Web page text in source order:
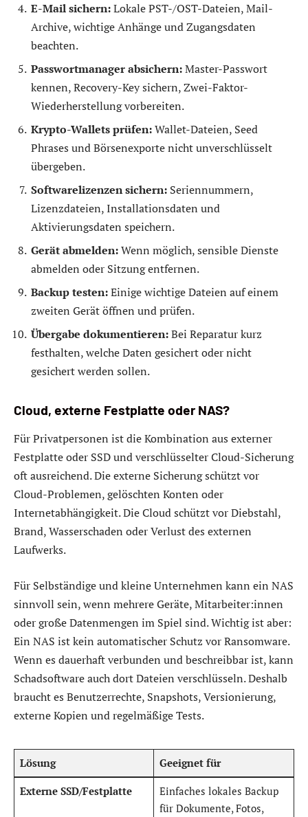
E-Mail sichern:Lokale PST-/OST-Dateien, Mail-
Archive, wichtige Anhänge und Zugangsdaten
beachten.
Passwortmanager absichern:Master-Passwort
kennen, Recovery-Key sichern, Zwei-Faktor-
Wiederherstellung vorbereiten.
Krypto-Wallets prüfen:Wallet-Dateien, Seed
Phrases und Börsenexporte nicht unverschlüsselt
übergeben.
Softwarelizenzen sichern: Seriennummern,
Lizenzdateien, Installationsdaten und
Aktivierungsdaten speichern.
Gerät abmelden:Wenn möglich, sensible Dienste
abmelden oder Sitzung entfernen.
Backup testen:Einige wichtige Dateien auf einem
zweiten Gerät öffnen und prüfen.
Übergabe dokumentieren:Bei Reparatur kurz
festhalten, welche Daten gesichert oder nicht
gesichert werden sollen.
Cloud, externe Festplatte oder NAS?
Für Privatpersonen ist die Kombination aus externer
Festplatte oder SSD und verschlüsselter Cloud-Sicherung
oft ausreichend. Die externe Sicherung schützt vor
Cloud-Problemen, gelöschten Konten oder
Internetabhängigkeit. Die Cloud schützt vor Diebstahl,
Brand, Wasserschaden oder Verlust des externen
Laufwerks.
Für Selbständige und kleine Unternehmen kann ein NAS
sinnvoll sein, wenn mehrere Geräte, Mitarbeiter:innen
oder große Datenmengen im Spiel sind. Wichtig ist aber:
Ein NAS ist kein automatischer Schutz vor Ransomware.
Wenn es dauerhaft verbunden und beschreibbar ist, kann
Schadsoftware auch dort Dateien verschlüsseln. Deshalb
braucht es Benutzerrechte, Snapshots, Versionierung,
externe Kopien und regelmäßige Tests.
Lösung Geeignet für
Externe SSD/Festplatte
Einfaches lokales Backup
für Dokumente, Fotos,